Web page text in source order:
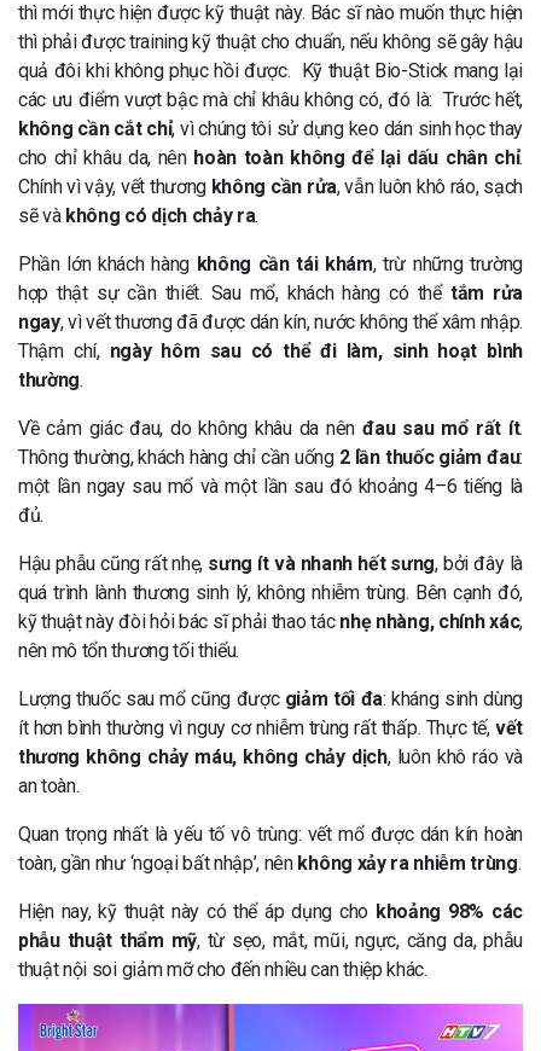
thì mới thực hiện được kỹ thuật này. Bác sĩ nào muốn thực hiện
thì phải được training kỹ thuật cho chuẩn, nếu không sẽ gây hậu
quả đôi khi không phục hồi được. Kỹ thuật Bio-Stick mang lại
các ưu điểm vượt bậc mà chỉ khâu không có, đó là: Trước hết,
không cần cắt chỉ, vì chúng tôi sử dụng keo dán sinh học thay
cho chỉ khâu da, nên hoàn toàn không để lại dấu chân chỉ.
Chính vì vậy, vết thương không cần rửa, vẫn luôn khô ráo, sạch
sẽ và không có dịch chảy ra.
Phần lớn khách hàng không cần tái khám, trừ những trường
hợp thật sự cần thiết. Sau mổ, khách hàng có thể tắm rửa
ngay, vì vết thương đã được dán kín, nước không thể xâm nhập.
Thậm chí, ngày hôm sau có thể đi làm, sinh hoạt bình
thường.
Về cảm giác đau, do không khâu da nênđau sau mổ rất ít.
Thông thường, khách hàng chỉ cần uống 2 lần thuốc giảm đau:
một lần ngay sau mổ và một lần sau đó khoảng 4–6 tiếng là
đủ.
Hậu phẫu cũng rất nhẹ, sưng ít và nhanh hết sưng, bởi đây là
quá trình lành thương sinh lý, không nhiễm trùng. Bên cạnh đó,
kỹ thuật này đòi hỏi bác sĩ phải thao tác nhẹ nhàng, chính xác,
nên mô tổn thương tối thiểu.
Lượng thuốc sau mổ cũng được giảm tối đa: kháng sinh dùng
ít hơn bình thường vì nguy cơ nhiễm trùng rất thấp. Thực tế, vết
thương không chảy máu, không chảy dịch, luôn khô ráo và
an toàn.
Quan trọng nhất là yếu tố vô trùng: vết mổ được dán kín hoàn
toàn, gần như ‘ngoại bất nhập’, nên không xảy ra nhiễm trùng.
Hiện nay, kỹ thuật này có thể áp dụng cho khoảng 98% các
phẫu thuật thẩm mỹ, từ sẹo, mắt, mũi, ngực, căng da, phẫu
thuật nội soi giảm mỡ cho đến nhiều can thiệp khác.